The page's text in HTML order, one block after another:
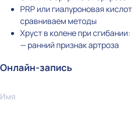
PRP или гиалуроновая
сравниваем методы
Хруст в колене при
— ранний признак артроза
Онлайн-запись
Имя